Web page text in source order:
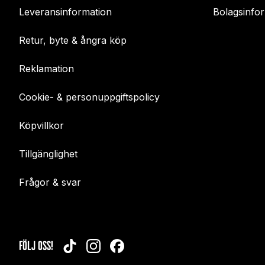
Leveransinformation
Retur, byte & ångra köp
Reklamation
Cookie- & personuppgiftspolicy
Köpvillkor
Tillgänglighet
Frågor & svar
FÖLJ OSS! TIKTOKINSTAGRAMFACEBOOK